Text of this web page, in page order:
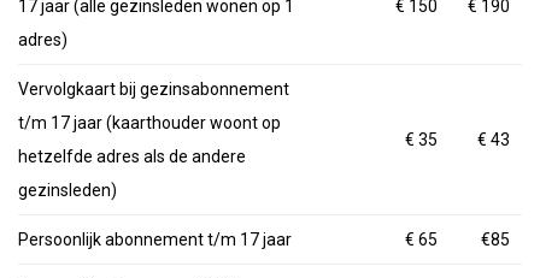
NIEUWS
17 jaar (alle gezinsleden wonen op 1
adres)
€ 150 € 190
Vervolgkaart bij gezinsabonnement
t/m 17 jaar (kaarthouder woont op
hetzelfde adres als de andere
gezinsleden)
€ 35 € 43
Persoonlijk abonnement t/m 17 jaar € 65 €85